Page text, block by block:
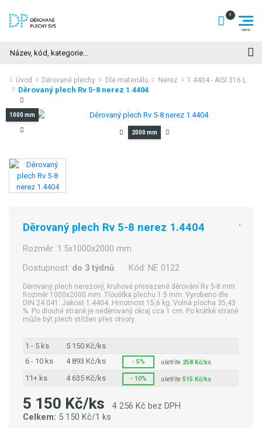
Úvod Děrované plechy Dle materiálu Nerez 1.4404 - AISI 316 L
Děrovaný plech Rv 5-8 nerez 1.4404
1000 mm
2000 mm
Děrovaný plech Rv 5-8 nerez 1.4404
Rozměr: 1.5x1000x2000 mm
Dostupnost: do 3 týdnů Kód: NE 0122
Děrovaný plech nerezový, kruhové přesazené děrování Rv 5-8 mm.
Rozměr 1000x2000 mm. Tloušťka plechu 1.5 mm. Vyrobeno dle
DIN 24 041. Jakost 1.4404. Hmotnost 15,6 kg. Volná plocha 35,43
%. Po dlouhé straně je neděrovaný okraj cca 1 cm. Po krátké straně
může být plech střižen přes otvory.
1 - 5 ks
5 150 Kč/ks
6 - 10 ks
4 893 Kč/ks - 5% ušetříte 258 Kč/ks
11+ ks 4 635 Kč/ks - 10% ušetříte515 Kč/ks
5 150 Kč/ks
4 256 Kč bez DPH
Celkem: 5 150 Kč/1 ks